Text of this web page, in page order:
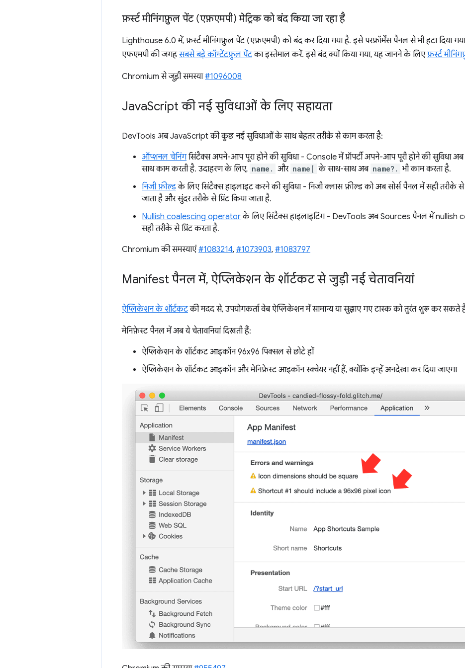
फ़र्स्ट मीनिंगफ़ुल पेंट (एफ़एमपी) मेट्रिक को बंद किया जा रहा है
Lighthouse 6.0 में, फ़र्स्ट मीनिंगफ़ुल पेंट (एफ़एमपी) को बंद कर दिया गया है. इसे परफ़ॉर्मेंस पैनल से भी हटा दिया
एफएमपी की जगहसबसे बड़े कॉन्टेंटफ़ुल पेंटका इस्तेमाल करें. इसे बंद क्यों किया गया, यह जानने के लिएफ़र्स्ट
Chromium से जुड़ी समस्या#1096008
JavaScript की नई सुविधाओं के लिए सहायता
DevTools अब JavaScript की कुछ नई सुविधाओं के साथ बेहतर तरीके से काम करता है:
ऑप्शनल चेनिंगसिंटैक्स अपने-आप पूरा होने की सुविधा - Console में प्रॉपर्टी अपने-आप पूरी होने की सुविधा
साथ काम करती है. उदाहरण के लिए, name. और name[ के साथ-साथ अब name?. भी काम करता है.
निजी फ़ील्डके लिए सिंटैक्स हाइलाइट करने की सुविधा - निजी क्लास फ़ील्ड को अब सोर्स पैनल में सही तरीके
जाता है और सुंदर तरीके से प्रिंट किया जाता है.
Nullish coalescing operatorके लिए सिंटैक्स हाइलाइटिंग - DevTools अब Sources पैनल में nullish
सही तरीके से प्रिंट करता है.
Chromium की समस्याएं#1083214, #1073903, #1083797
Manifest पैनल में, ऐप्लिकेशन के शॉर्टकट से जुड़ी नई चेतावनियां
ऐप्लिकेशन के शॉर्टकटकी मदद से, उपयोगकर्ता वेब ऐप्लिकेशन में सामान्य या सुझाए गए टास्क को तुरंत शुरू कर सकते
मेनिफ़ेस्ट पैनल में अब ये चेतावनियां दिखती हैं:
ऐप्लिकेशन के शॉर्टकट आइकॉन 96x96 पिक्सल से छोटे हों
ऐप्लिकेशन के शॉर्टकट आइकॉन और मेनिफ़ेस्ट आइकॉन स्क्वेयर नहीं हैं, क्योंकि इन्हें अनदेखा कर दिया जाएगा